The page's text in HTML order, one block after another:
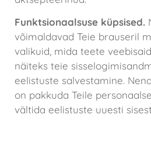
Funktsionaalsuse küpsised.
võimaldavad Teie brauseril
valikuid, mida teete
näiteks teie
eelistuste salvestamine.
on pakkuda Teile
vältida eelistuste uuesti